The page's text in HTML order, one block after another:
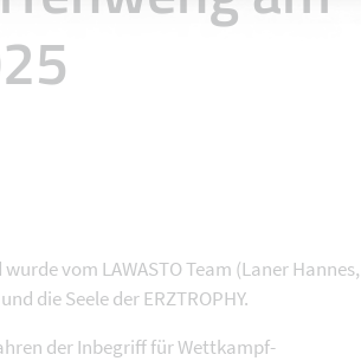
vom LAWASTO Team (Laner Hannes,
die Seele der ERZTROPHY.
der Inbegriff für Wettkampf-